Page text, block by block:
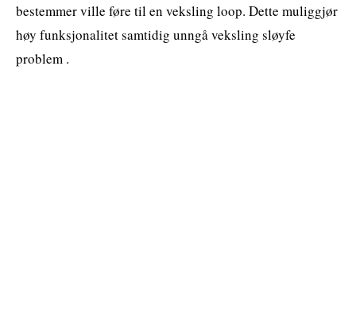
bestemmer ville føre til en veksling loop. Dette muliggjør
høy funksjonalitet samtidig unngå veksling sløyfe
problem .